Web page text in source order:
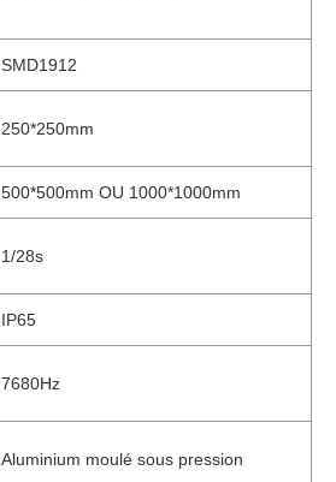
SMD1912
250*250mm
500*500mm OU 1000*1000mm
1/28s
IP65
7680Hz
Aluminium moulé sous pression